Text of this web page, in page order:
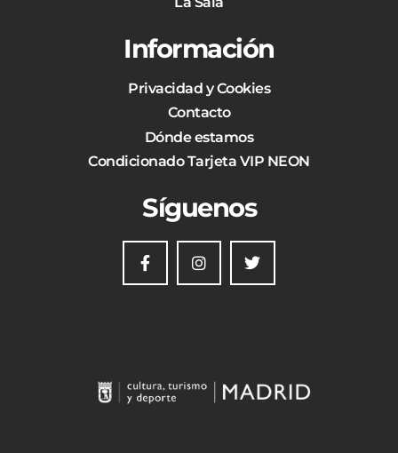
Información
Privacidad y Cookies
Contacto
Dónde estamos
Condicionado Tarjeta VIP NEON
Síguenos